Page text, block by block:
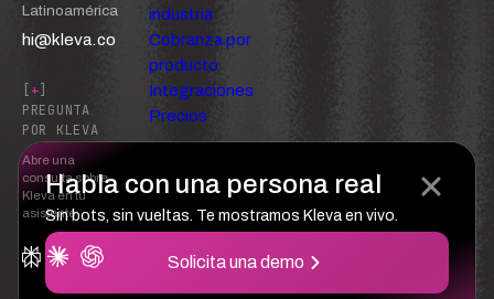
Habla con una persona real
Sin bots, sin vueltas. Te mostramos Kleva en vivo.
Solicita una demo
Latinoamérica
hi@kleva.co
[+]
PREGUNTA
POR KLEVA
Abre una
consulta sobre
Kleva en tu
asistente
industria
Cobranza por
producto
Integraciones
Precios